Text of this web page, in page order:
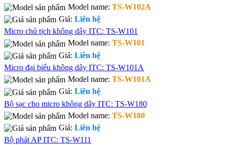
Model name: TS-W102A
Giá: Liên hệ
Micro chủ tịch không dây ITC: TS-W101
Model name: TS-W101
Giá: Liên hệ
Micro đại biểu không dây ITC: TS-W101A
Model name: TS-W101A
Giá: Liên hệ
Bộ sạc cho micro không dây ITC: TS-W180
Model name: TS-W180
Giá: Liên hệ
Bộ phát AP ITC: TS-W111